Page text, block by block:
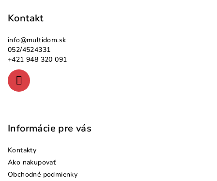
Kontakt
info@multidom.sk
052/4524331
+421 948 320 091
Informácie pre vás
Kontakty
Ako nakupovať
Obchodné podmienky